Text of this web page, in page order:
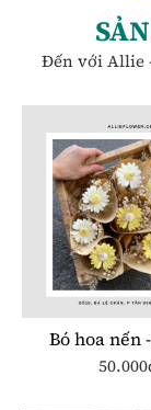
Đến với Allie
Bó hoa nến